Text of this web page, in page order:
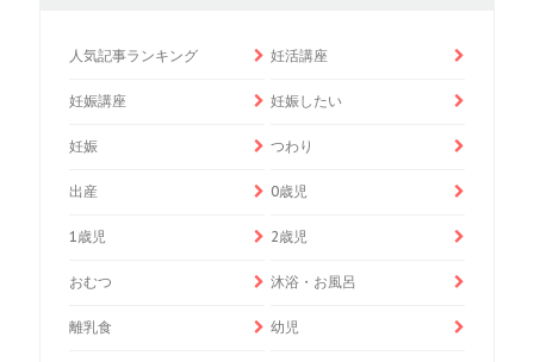
人気記事ランキング 妊活講座
妊娠講座 妊娠したい
妊娠 つわり
出産 0歳児
1歳児 2歳児
おむつ 沐浴・お風呂
離乳食 幼児